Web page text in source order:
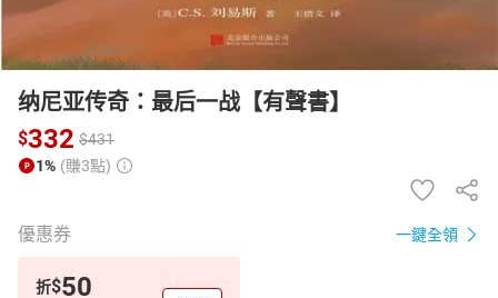
纳尼亚传奇：最后一战【有聲書】
$332 $431
1% (賺3點)
優惠券 一鍵全領
折$50